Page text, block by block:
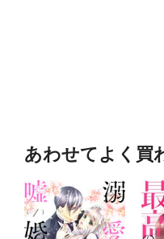
あわせてよく買